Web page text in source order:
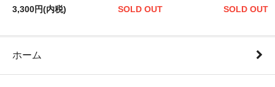
3,300円(内税)
SOLD OUT
SOLD OUT
ホーム